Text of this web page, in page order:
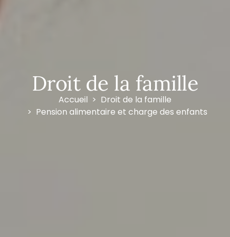
Droit de la famille
Accueil
Droit de la famille
Pension alimentaire et charge des enfants